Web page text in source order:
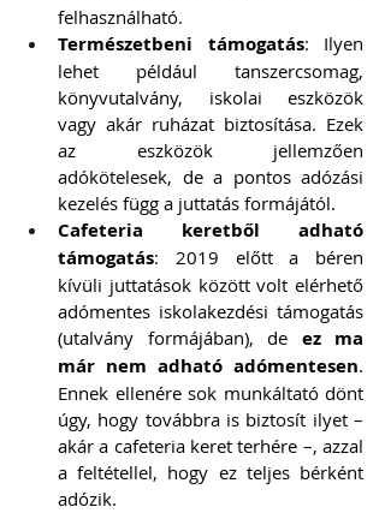
felhasználható.
Természetbeni támogatás: Ilyen
lehet például tanszercsomag,
könyvutalvány, iskolai eszközök
vagy akár ruházat biztosítása. Ezek
az eszközök jellemzően
adókötelesek, de a pontos adózási
kezelés függ a juttatás formájától.
Cafeteria keretből adható
támogatás: 2019 előtt a béren
kívüli juttatások között volt elérhető
adómentes iskolakezdési támogatás
(utalvány formájában), de ez ma
már nem adható adómentesen.
Ennek ellenére sok munkáltató dönt
úgy, hogy továbbra is biztosít ilyet –
akár a cafeteria keret terhére –, azzal
a feltétellel, hogy ez teljes bérként
adózik.